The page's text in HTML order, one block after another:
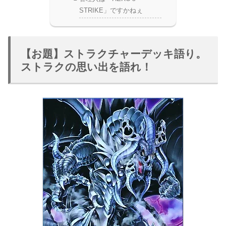
STRIKE」ですかねぇ
【お題】ストラクチャーデッキ語り。
ストラクの思い出を語れ！